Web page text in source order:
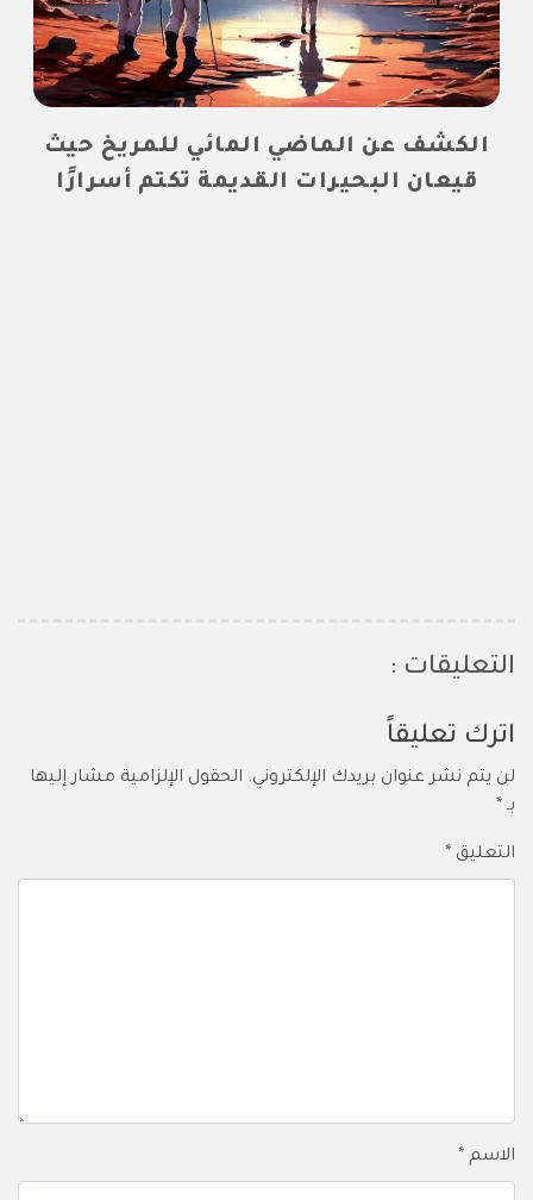
الكشف عن الماضي المائي للمريخ حيث
قيعان البحيرات القديمة تكتم أسرارًا
التعليقات :
اترك تعليقاً
لن يتم نشر عنوان بريدك الإلكتروني. الحقول الإلزامية مشار إليها
بـ *
التعليق *
الاسم *